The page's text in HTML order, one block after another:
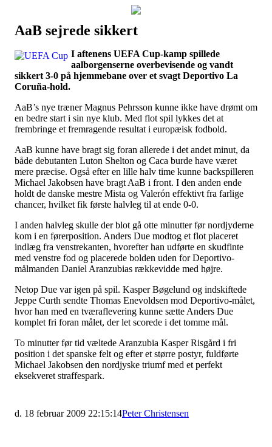
Наши партнеры
лучшие займы
AaB sejrede sikkert
I aftenens UEFA Cup-kamp spillede
aalborgenserne overbevisende og vandt
sikkert 3-0 på hjemmebane over et svagt Deportivo La
Coruña-hold.
AaB’s nye træner Magnus Pehrsson kunne ikke have drømt om
en bedre start i sin nye klub. Med flot spil lykkes det at
frembringe et fremragende resultat i europæisk fodbold.
AaB kunne have bragt sig foran allerede i det andet minut, da
både debutanten Luton Shelton og Caca burde have været
mere præcise. Også efter en lille halv time kunne backspilleren
Michael Jakobsen have bragt AaB i front. I den anden ende
holdt de danske mestre Mista og Valerón effektivt fra farlige
chancer, hvilket fik første halvleg til at ende 0-0.
I anden halvleg skulle der blot gå otte minutter før nordjyderne
kom i en førerposition. Anders Due modtog et flot placeret
indlæg fra venstrekanten, hvorefter han udførte en skudfinte
med venstre fod og placerede bolden uden for Deportivo-
målmanden Daniel Aranzubias rækkevidde med højre.
Netop Due var igen på spil. Kasper Bøgelund og indskiftede
Jeppe Curth sendte Thomas Enevoldsen mod Deportivo-målet,
hvor han med en tværaflevering kunne sætte Anders Due
komplet fri foran målet, der let scorede i det tomme mål.
To minutter før tid væltede Aranzubia Kasper Risgård i fri
position i det spanske felt og efter et større postyr, fuldførte
Michael Jakobsen den nordjyske triumf med et perfekt
eksekveret straffespark.
d. 18 februar 2009 22:15:14Peter Christensen